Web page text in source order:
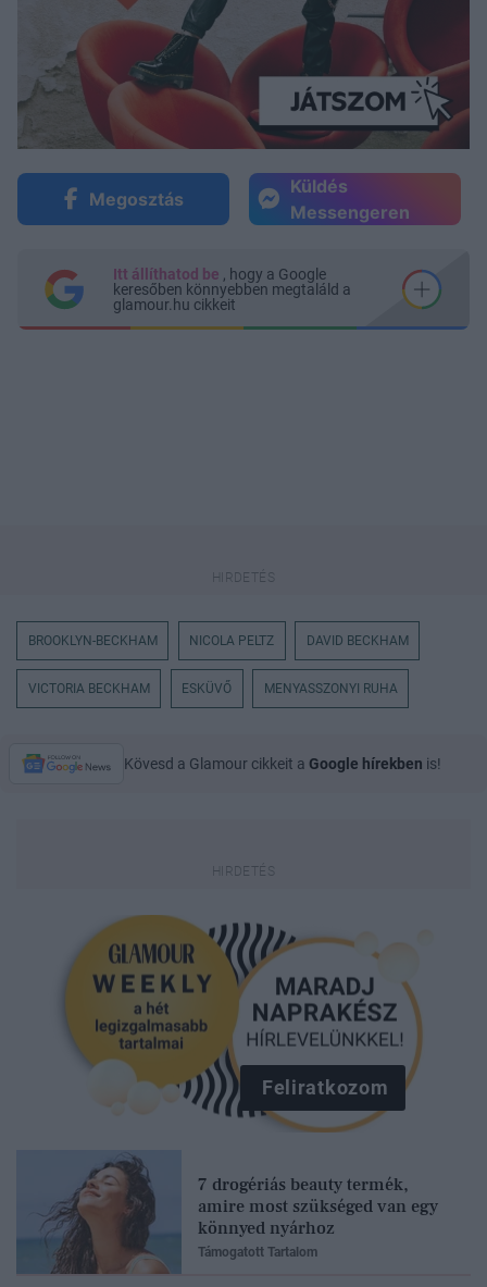
Megosztás
Küldés
Messengeren
Itt állíthatod be , hogy a Google
keresőben könnyebben megtaláld a
glamour.hu cikkeit
BROOKLYN-BECKHAM NICOLA PELTZ DAVID BECKHAM
VICTORIA BECKHAM ESKÜVŐ MENYASSZONYI RUHA
Kövesd a Glamour cikkeit a Google hírekben is!
Feliratkozom
7 drogériás beauty termék,
amire most szükséged van egy
könnyed nyárhoz
Támogatott Tartalom